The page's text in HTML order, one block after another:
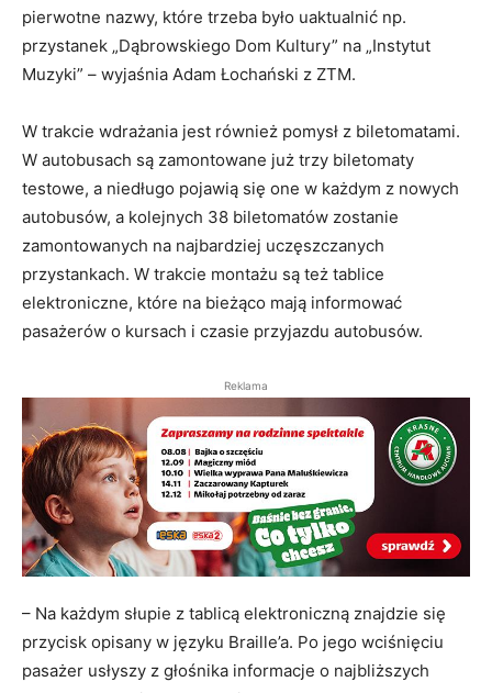
pierwotne nazwy, które trzeba było uaktualnić np.
przystanek „Dąbrowskiego Dom Kultury” na „Instytut
Muzyki” – wyjaśnia Adam Łochański z ZTM.
W trakcie wdrażania jest również pomysł z biletomatami.
W autobusach są zamontowane już trzy biletomaty
testowe, a niedługo pojawią się one w każdym z nowych
autobusów, a kolejnych 38 biletomatów zostanie
zamontowanych na najbardziej uczęszczanych
przystankach. W trakcie montażu są też tablice
elektroniczne, które na bieżąco mają informować
pasażerów o kursach i czasie przyjazdu autobusów.
Reklama
– Na każdym słupie z tablicą elektroniczną znajdzie się
przycisk opisany w języku Braille’a. Po jego wciśnięciu
pasażer usłyszy z głośnika informacje o najbliższych